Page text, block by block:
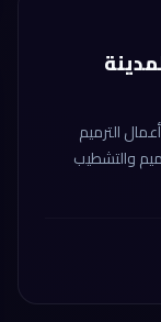
الترميم
والتشطيب